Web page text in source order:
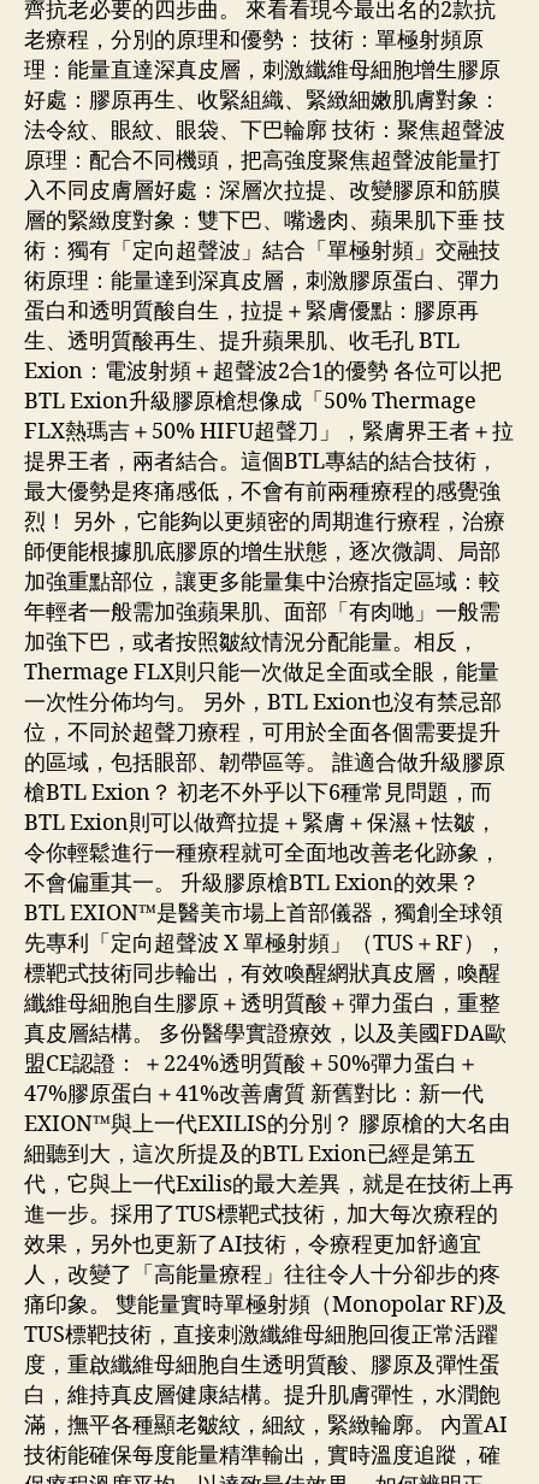
齊抗老必要的四步曲。 來看看現今最出名的2款抗
老療程，分別的原理和優勢： 技術：單極射頻原
理：能量直達深真皮層，刺激纖維母細胞增生膠原
好處：膠原再生、收緊組織、緊緻細嫩肌膚對象：
法令紋、眼紋、眼袋、下巴輪廓 技術：聚焦超聲波
原理：配合不同機頭，把高強度聚焦超聲波能量打
入不同皮膚層好處：深層次拉提、改變膠原和筋膜
層的緊緻度對象：雙下巴、嘴邊肉、蘋果肌下垂 技
術：獨有「定向超聲波」結合「單極射頻」交融技
術原理：能量達到深真皮層，刺激膠原蛋白、彈力
蛋白和透明質酸自生，拉提＋緊膚優點：膠原再
生、透明質酸再生、提升蘋果肌、收毛孔 BTL
Exion：電波射頻＋超聲波2合1的優勢 各位可以把
BTL Exion升級膠原槍想像成「50% Thermage
FLX熱瑪吉＋50% HIFU超聲刀」，緊膚界王者＋拉
提界王者，兩者結合。這個BTL專結的結合技術，
最大優勢是疼痛感低，不會有前兩種療程的感覺強
烈！ 另外，它能夠以更頻密的周期進行療程，治療
師便能根據肌底膠原的增生狀態，逐次微調、局部
加強重點部位，讓更多能量集中治療指定區域：較
年輕者一般需加強蘋果肌、面部「有肉哋」一般需
加強下巴，或者按照皺紋情況分配能量。相反，
Thermage FLX則只能一次做足全面或全眼，能量
一次性分佈均勻。 另外，BTL Exion也沒有禁忌部
位，不同於超聲刀療程，可用於全面各個需要提升
的區域，包括眼部、韌帶區等。 誰適合做升級膠原
槍BTL Exion？ 初老不外乎以下6種常見問題，而
BTL Exion則可以做齊拉提＋緊膚＋保濕＋怯皺，
令你輕鬆進行一種療程就可全面地改善老化跡象，
不會偏重其一。 升級膠原槍BTL Exion的效果？
BTL EXION™是醫美市場上首部儀器，獨創全球領
先專利「定向超聲波 X 單極射頻」（TUS＋RF），
標靶式技術同步輪出，有效喚醒網狀真皮層，喚醒
纖維母細胞自生膠原＋透明質酸＋彈力蛋白，重整
真皮層結構。 多份醫學實證療效，以及美國FDA歐
盟CE認證： ＋224%透明質酸＋50%彈力蛋白＋
47%膠原蛋白＋41%改善膚質 新舊對比：新一代
EXION™與上一代EXILIS的分別？ 膠原槍的大名由
細聽到大，這次所提及的BTL Exion已經是第五
代，它與上一代Exilis的最大差異，就是在技術上再
進一步。採用了TUS標靶式技術，加大每次療程的
效果，另外也更新了AI技術，令療程更加舒適宜
人，改變了「高能量療程」往往令人十分卻步的疼
痛印象。 雙能量實時單極射頻（Monopolar RF)及
TUS標靶技術，直接刺激纖維母細胞回復正常活躍
度，重啟纖維母細胞自生透明質酸、膠原及彈性蛋
白，維持真皮層健康結構。提升肌膚彈性，水潤飽
滿，撫平各種顯老皺紋，細紋，緊緻輪廓。 內置AI
技術能確保每度能量精準輸出，實時溫度追蹤，確